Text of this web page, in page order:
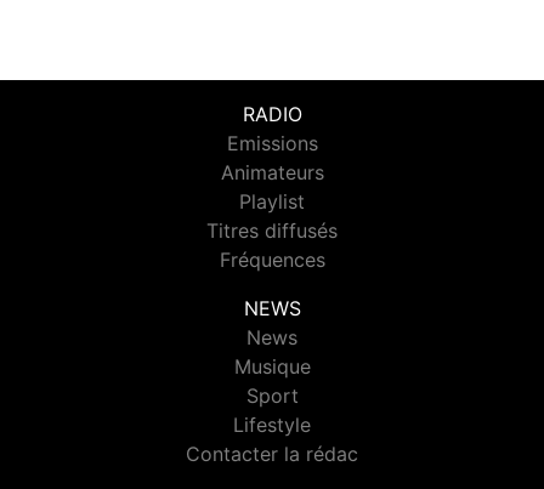
RADIO
Emissions
Animateurs
Playlist
Titres diffusés
Fréquences
NEWS
News
Musique
Sport
Lifestyle
Contacter la rédac